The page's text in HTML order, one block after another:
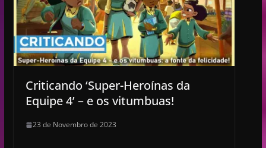
Criticando ‘Super-Heroínas da
Equipe 4’ – e os vitumbuas!
23 de Novembro de 2023